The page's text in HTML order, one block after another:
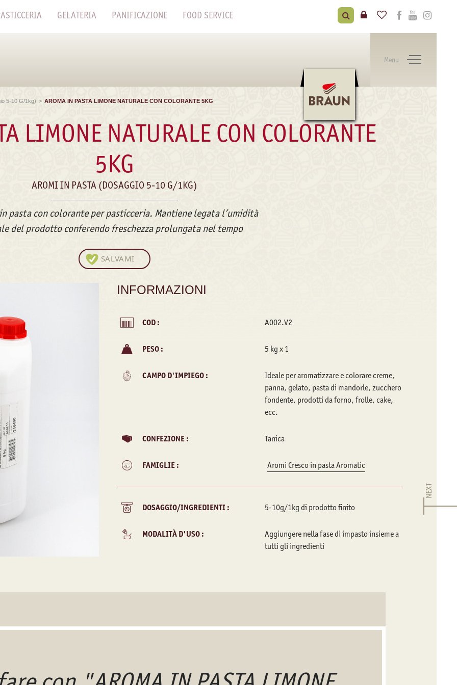
GELATERIA PANIFICAZIONE FOOD SERVICE
Menu
5-10 G/1kg) > AROMA IN PASTA LIMONE NATURALE CON COLORANTE 5KG
LIMONE NATURALE CON COLORANTE
5KG
AROMI IN PASTA (DOSAGGIO 5-10 G/1KG)
pasta con colorante per pasticceria. Mantiene legata l’umidità
del prodotto conferendo freschezza prolungata nel tempo
SALVAMI
INFORMAZIONI
COD : A002.V2
PESO : 5 kg x 1
CAMPO D'IMPIEGO :
Ideale per aromatizzare e colorare creme,
panna, gelato, pasta di mandorle, zucchero
fondente, prodotti da forno, frolle, cake,
ecc.
CONFEZIONE : Tanica
FAMIGLIE : Aromi Cresco in pasta Aromatic
DOSAGGIO/INGREDIENTI : 5-10g/1kg di prodotto finito
MODALITÀ D'USO :
Aggiungere nella fase di impasto insieme a
tutti gli ingredienti
NEXT